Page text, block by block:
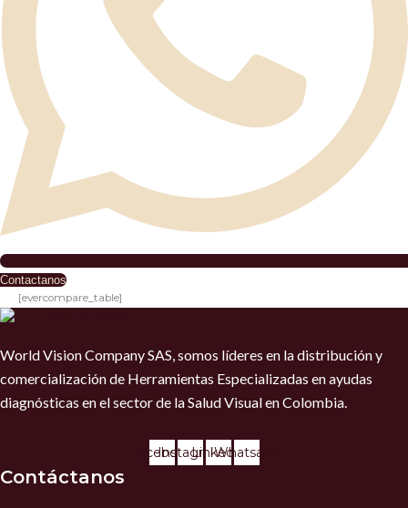
Contactanos
[evercompare_table]
World Vision Company SAS, somos líderes en la distribución y
comercialización de Herramientas Especializadas en ayudas
diagnósticas en el sector de la Salud Visual en Colombia.
Facebook
Instagram
Linkedin
Whatsapp
Contáctanos